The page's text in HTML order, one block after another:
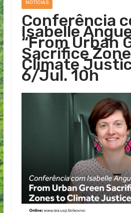
NOTÍCIAS
Conferência
Isabelle
“From Urban
Sacrifice
Climate
6/Jul. 10h